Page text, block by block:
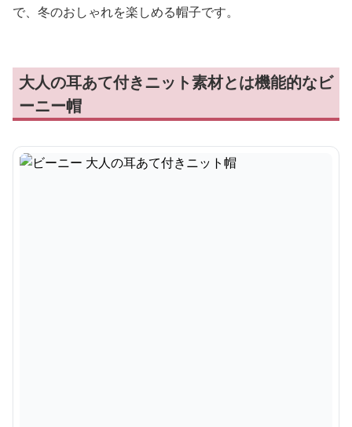
で、冬のおしゃれを楽しめる帽子です。
大人の耳あて付きニット素材とは機能的なビ
ーニー帽